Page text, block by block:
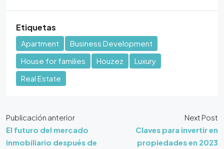
Etiquetas
Apartment
Business Development
House for families
Houzez
Luxury
Real Estate
Publicación anterior
El futuro del mercado
inmobiliario después de
Next Post
Claves para invertir en
propiedades en 2023